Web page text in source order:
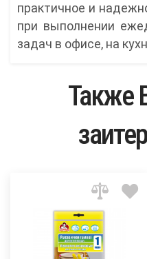
практичное и
при выполнении
задач в офисе, на
Также